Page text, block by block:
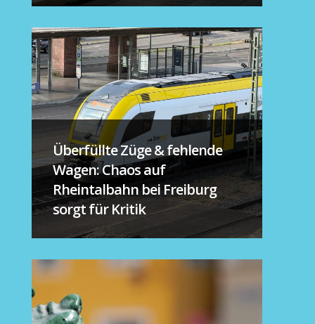
Überfüllte Züge & fehlende
Wagen: Chaos auf
Rheintalbahn bei Freiburg
sorgt für Kritik